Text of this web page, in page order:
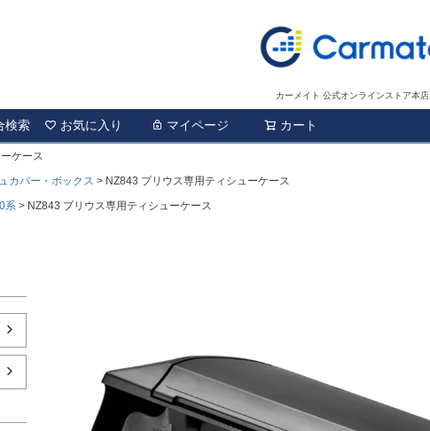
カーメイト 公式オンラインストア本店
検索 お気に入り マイページ カート
ケース
カバー・ボックス
NZ843 プリウス専用ティシューケース
系 NZ843 プリウス専用ティシューケース